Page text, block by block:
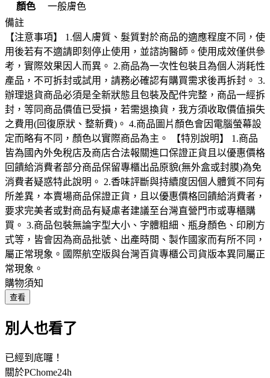
顏色
一般膚色
備註
【注意事項】 1.個人膚質、髮質對於商品的適應程度不同，使
用後若有不適請即刻停止使用，並諮詢醫師。使用成效僅供參
考，實際效果因人而異。 2.商品為一次性包裝且為個人消耗性
產品，不可拆封或試用，請務必確認有購買需求後再拆封。 3.
辦理退貨商品必須是全新狀態且包裝及配件完整，商品一經拆
封，等同商品價值已受損，若需退換貨，我方須收取價值損失
之費用(回復原狀、整新費)。 4.商品圖片顏色會因電腦螢幕設
定而略有不同，顏色以實際商品為主。 【特別說明】 1.商品
皆為國內外免稅店及商店合法報關進口保證正貨且以優惠價格
回饋給消費者部分商品保留專櫃出品原貌(無外盒或封膜)為免
消費者疑惑特此說明。 2.香味評斷與持續度因個人體質不同有
所差異，本賣場商品保證正貨，且以優惠價格回饋給消費者，
要求完美者或對商品有疑慮者建議至台灣直營門市或專櫃購
買。 3.商品包裝無論字型大小、字體粗細、瓶身顏色、印刷方
式等，皆會因為商品批號、出產時間、製作國家而有所不同，
屬正常現象。國際航空版與台灣百貨專櫃公司貨版本異同屬正
常現象。
購物須知
查看
別人也看了
已經到底囉！
關於PChome24h